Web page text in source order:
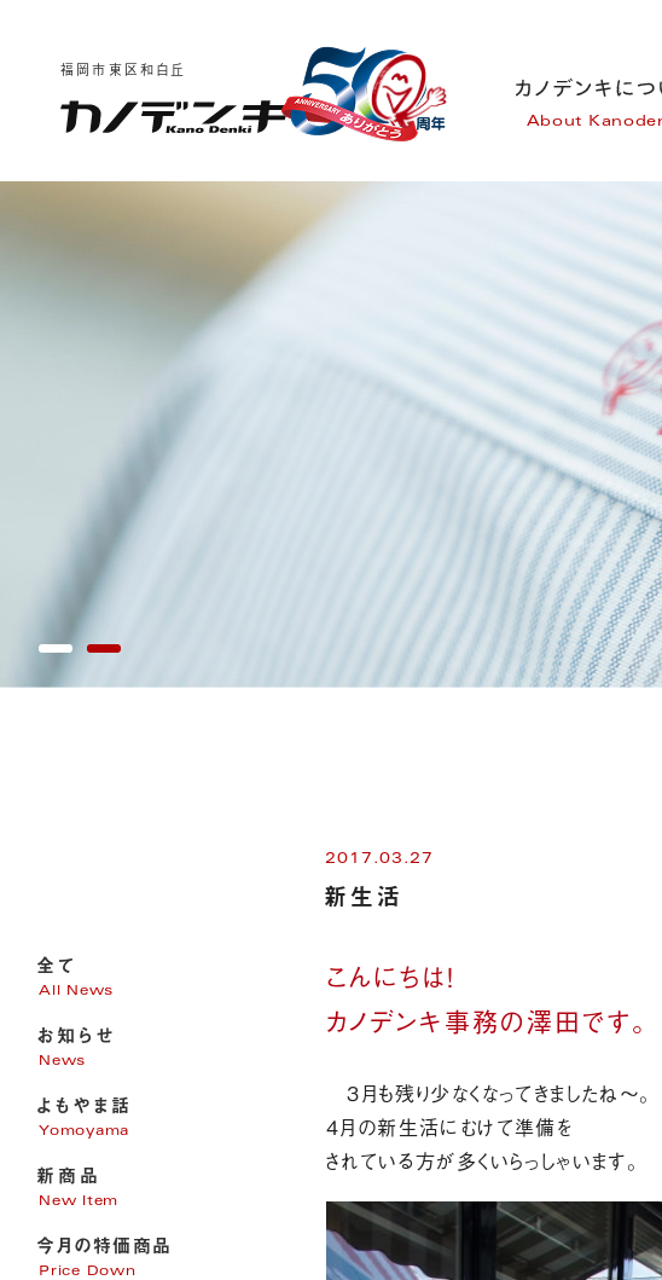
福岡市東区和白丘
About
全て
All News
お知らせ
News
よもやま話
Yomoyama
新商品
New Item
今月の特価商品
Price Down
2017.03.27
新生活
こんにちは！
カノデンキ事務の澤田です。
３月も残り少なくなってきましたね～。
４月の新生活にむけて準備を
されている方が多くいらっしゃいます。